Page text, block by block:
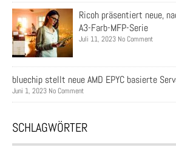
Ricoh präsentiert neue,
A3-Farb-MFP-Serie
Juli 11, 2023 No Comment
bluechip stellt neue AMD EPYC basierte
Juni 1, 2023 No Comment
SCHLAGWÖRTER